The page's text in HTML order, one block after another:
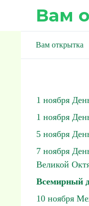
Вам
Вам открытка
1 ноября
1 ноября
5 ноября
7 ноября
Великой
Всемирный
10 ноября